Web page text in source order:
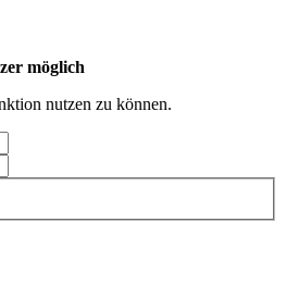
möglich
nutzen zu können.